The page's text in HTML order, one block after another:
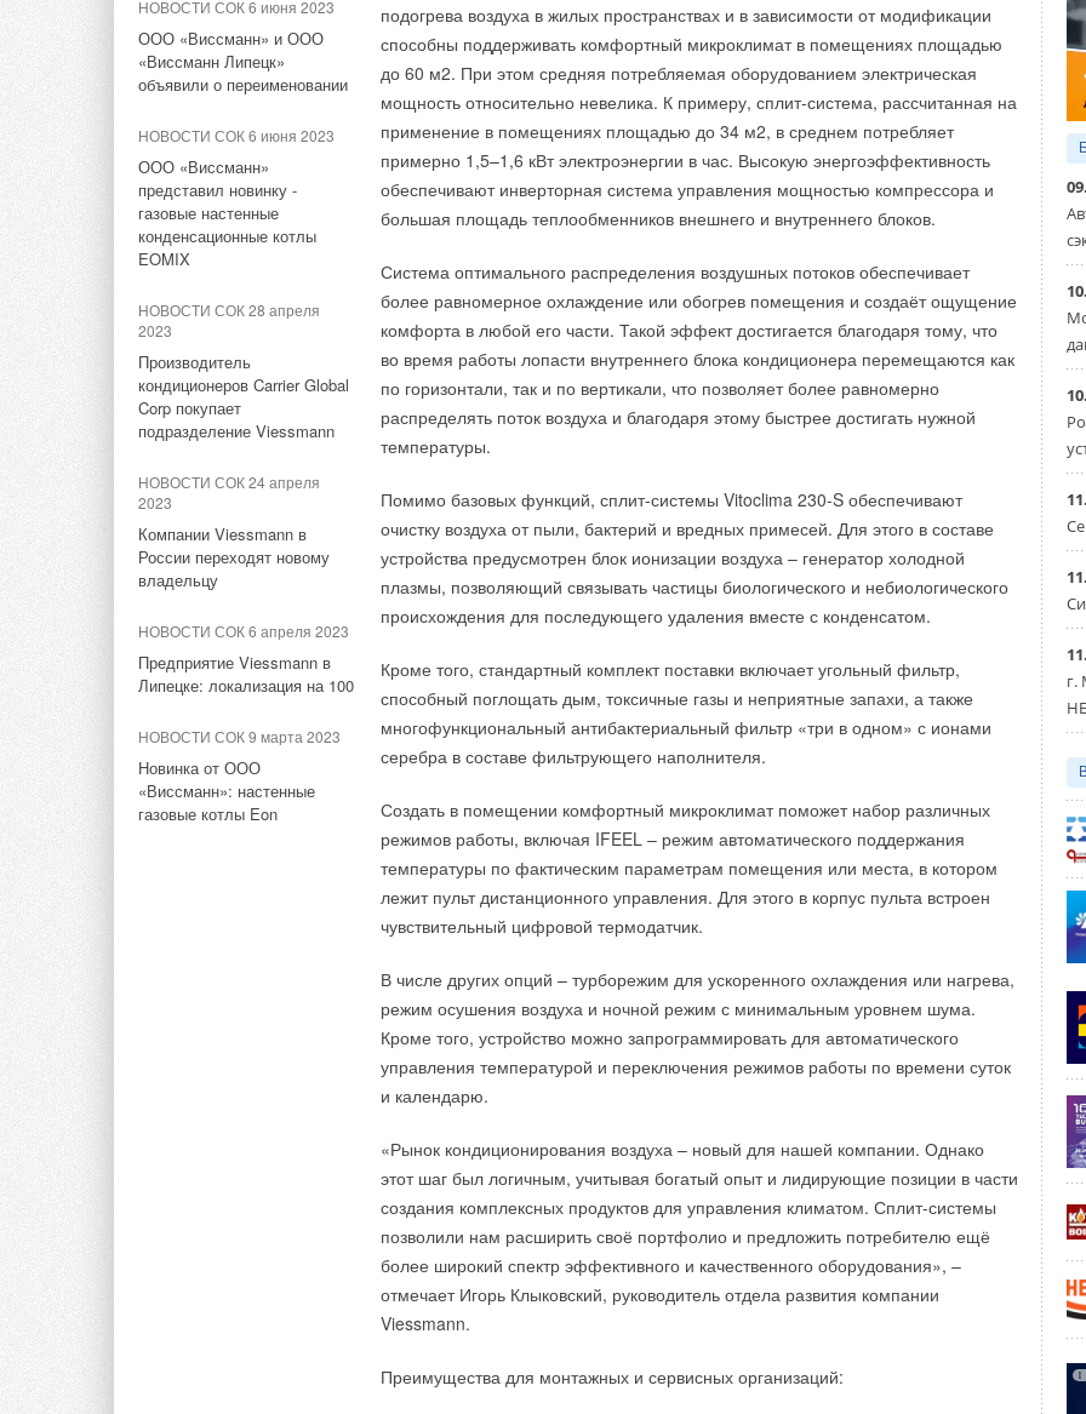
НОВОСТИ СОК 6 июня 2023
ООО «Виссманн» и ООО
«Виссманн Липецк»
объявили о переименовании
НОВОСТИ СОК 6 июня 2023
ООО «Виссманн»
представил новинку -
газовые настенные
конденсационные котлы
EOMIX
НОВОСТИ СОК 28 апреля
2023
Производитель
кондиционеров Carrier Global
Corp покупает
подразделение Viessmann
НОВОСТИ СОК 24 апреля
2023
Компании Viessmann в
России переходят новому
владельцу
НОВОСТИ СОК 6 апреля 2023
Предприятие Viessmann в
Липецке: локализация на 100
НОВОСТИ СОК 9 марта 2023
Новинка от ООО
«Виссманн»: настенные
газовые котлы Eon
подогрева воздуха в жилых пространствах и в зависимости от модификации
способны поддерживать комфортный микроклимат в помещениях площадью
до 60 м2. При этом средняя потребляемая оборудованием электрическая
мощность относительно невелика. К примеру, сплит-система, рассчитанная на
применение в помещениях площадью до 34 м2, в среднем потребляет
примерно 1,5–1,6 кВт электроэнергии в час. Высокую энергоэффективность
обеспечивают инверторная система управления мощностью компрессора и
большая площадь теплообменников внешнего и внутреннего блоков.
Система оптимального распределения воздушных потоков обеспечивает
более равномерное охлаждение или обогрев помещения и создаёт ощущение
комфорта в любой его части. Такой эффект достигается благодаря тому, что
во время работы лопасти внутреннего блока кондиционера перемещаются как
по горизонтали, так и по вертикали, что позволяет более равномерно
распределять поток воздуха и благодаря этому быстрее достигать нужной
температуры.
Помимо базовых функций, сплит-системы Vitoclima 230-S обеспечивают
очистку воздуха от пыли, бактерий и вредных примесей. Для этого в составе
устройства предусмотрен блок ионизации воздуха – генератор холодной
плазмы, позволяющий связывать частицы биологического и небиологического
происхождения для последующего удаления вместе с конденсатом.
Кроме того, стандартный комплект поставки включает угольный фильтр,
способный поглощать дым, токсичные газы и неприятные запахи, а также
многофункциональный антибактериальный фильтр «три в одном» с ионами
серебра в составе фильтрующего наполнителя.
Создать в помещении комфортный микроклимат поможет набор различных
режимов работы, включая IFEEL – режим автоматического поддержания
температуры по фактическим параметрам помещения или места, в котором
лежит пульт дистанционного управления. Для этого в корпус пульта встроен
чувствительный цифровой термодатчик.
В числе других опций – турборежим для ускоренного охлаждения или нагрева,
режим осушения воздуха и ночной режим с минимальным уровнем шума.
Кроме того, устройство можно запрограммировать для автоматического
управления температурой и переключения режимов работы по времени суток
и календарю.
«Рынок кондиционирования воздуха – новый для нашей компании. Однако
этот шаг был логичным, учитывая богатый опыт и лидирующие позиции в части
создания комплексных продуктов для управления климатом. Сплит-системы
позволили нам расширить своё портфолио и предложить потребителю ещё
более широкий спектр эффективного и качественного оборудования», –
отмечает Игорь Клыковский, руководитель отдела развития компании
Viessmann.
Преимущества для монтажных и сервисных организаций:
г.
ЕВРАРОС и РЭЦ обсудили
возможности для роста
НОВОСТИ СОК 10 июня 2026
превосходство дизайна
НОВОСТИ СОК 9 июня 2026
Русклимат на ПМЭФ-2026:
инновации и партнёрства
ЖУРНАЛ СОК июнь 2026
Свежий воздух без
компромиссов: новые
приточно-вытяжные
установки SHUFT UniMAX
для квартиры и частного
дома
Новая IT-инфраструктура обеспечит поддержку рабочих мест и все
технологические процессы резидентов Технопарка «Русклимат ИКСЭл».
Производственный цикл заводов построен на использовании
автоматизированных линий и роботизированных комплексов, что
минимизирует влияние человеческого фактора на качество продукции.
Повышение производительности, в частности, промышленной группы Royal
Thermo, которая изготавливает алюминиевые биметаллические и стальные
панельные радиаторы, требует полной автоматизации производственных
процессов на всех этапах: от формирования потребностей в готовой
продукции и управления закупками до реализации товаров, учета складских
остатков и рабочего времени сотрудников.
Помещения новых серверных оборудованы сетевым резервирующим
оборудованием, а также прецизионным – для поддержания климатических
параметров и соблюдения особого температурного режима.
ИКСЭЛ» был запущен в 2019 году – это целый комплекс IT-инфраструктуры,
которая развивается вместе с вводом в эксплуатацию нового
высокотехнологичного оборудования и увеличением объемов производимой
продукции. Расширение серверных и системного оборудования стало третьим
этапом проекта. Ранее, в ходе его реализации, на территории Технопарка
была организована беспроводная сеть передачи данных, а также организован
оптоволоконный канал связи между предприятиями в Киржаче и центральным
офисом Холдинга в Москве.
Подписывайтесь на наш канал в Телеграммhttps://t.me/sok_ru
Компьютерная техника, программы
Уведомления отключены
В этой теме еще нет комментариев
Климатические системы»
НОВОСТИ СОК 24 сентября
2024
на Форуме ЦОД
НОВОСТИ СОК 18 августа
2023
Выбираем кондиционер:
главное о климатических
линейки Hisense
НОВОСТИ СОК 16 августа
2023
Видеообзор кондиционера
BUSHIDO Inverter
Преимущества серии Q:
- Энергоэффективность класса А.
- 3 режима работы – охлаждение, осушение и вентиляция.
- 3 скорости вентилятора.
- Встроенный Wi-Fi-модуль.
- Функция I Feel.
- Авторестарт, самодиагностика.
- Набор аксессуаров в комплекте.
- Автоматические горизонтальные жалюзи.
Подробнее о серии Q
Подписывайтесь на наш канал в Телеграммhttps://t.me/sok_ru
Бриз - Климатические системы Бренд Hisense Кондиционеры бытовые
Уведомления отключены
Комментарии
В этой теме еще нет комментариев
Добавить комментарий
Ваш E-mail *